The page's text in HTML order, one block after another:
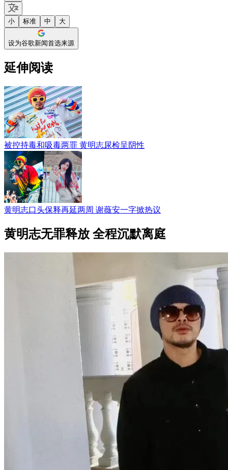
小 标准 中 大
设为谷歌新闻首选来源
延伸阅读
被控持毒和吸毒两罪 黄明志尿检呈阴性
黄明志口头保释再延两周 谢薇安一字掀热议
黄明志无罪释放 全程沉默离庭